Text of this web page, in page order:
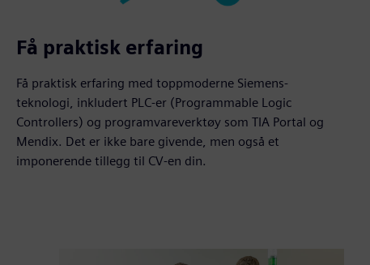
Få praktisk erfaring
Få praktisk erfaring med toppmoderne Siemens-
teknologi, inkludert PLC-er (Programmable Logic
Controllers) og programvareverktøy som TIA Portal og
Mendix. Det er ikke bare givende, men også et
imponerende tillegg til CV-en din.